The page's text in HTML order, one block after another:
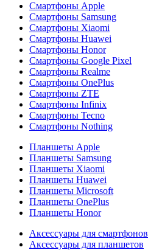
Смартфоны Apple
Смартфоны Samsung
Смартфоны Xiaomi
Смартфоны Huawei
Смартфоны Honor
Смартфоны Google Pixel
Смартфоны Realme
Смартфоны OnePlus
Смартфоны ZTE
Смартфоны Infinix
Смартфоны Tecno
Смартфоны Nothing
Планшеты Apple
Планшеты Samsung
Планшеты Xiaomi
Планшеты Huawei
Планшеты Microsoft
Планшеты OnePlus
Планшеты Honor
Аксессуары для смартфонов
Аксессуары для планшетов